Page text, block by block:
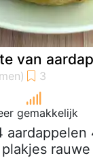
van
gemakkelijk
aardappelen
rauwe